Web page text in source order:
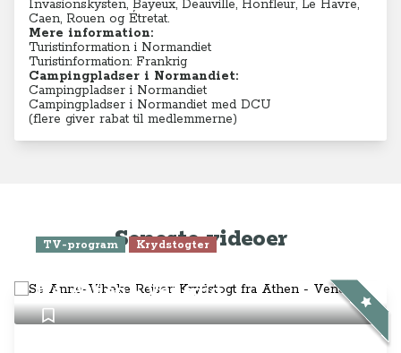
Invasionskysten, Bayeux, Deauville, Honfleur, Le Havre,
Caen, Rouen og Étretat.
Mere information:
Turistinformation i Normandiet
Turistinformation: Frankrig
Campingpladser i Normandiet:
Campingpladser i Normandiet
Campingpladser i Normandiet med DCU
(flere giver rabat til medlemmerne)
Seneste videoer
TV-program Krydstogter
fra Athen - Venedig